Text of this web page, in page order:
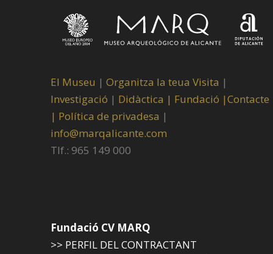
El Museu | Organitza la teua Visita |
Investigació | Didàctica | Fundació |Contacte
| Política de privadesa |
info@marqalicante.com
Tlf.: 965 149 000
Fundació CV MARQ
>> PERFIL DEL CONTRACTANT